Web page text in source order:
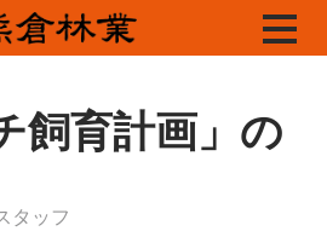
飼育計画」の
タッフ